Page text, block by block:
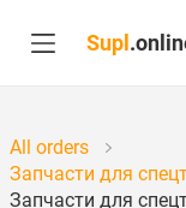
Supl
All orders
Запчасти для
Запчасти для